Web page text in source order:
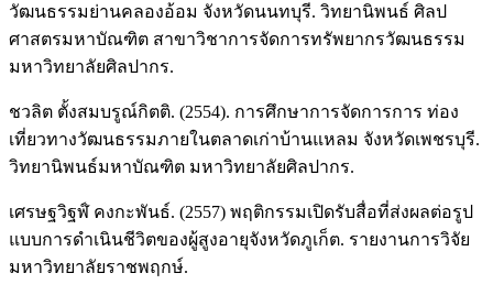
วัฒนธรรมย่านคลองอ้อม จังหวัดนนทบุรี. วิทยานิพนธ์ ศิลป
ศาสตรมหาบัณฑิต สาขาวิชาการจัดการทรัพยากรวัฒนธรรม
มหาวิทยาลัยศิลปากร.
ชวลิต ตั้งสมบรูณ์กิตติ. (2554). การศึกษาการจัดการการ ท่อง
เที่ยวทางวัฒนธรรมภายในตลาดเก่าบ้านแหลม จังหวัดเพชรบุรี.
วิทยานิพนธ์มหาบัณฑิต มหาวิทยาลัยศิลปากร.
เศรษฐวิฐฬ์ คงกะพันธ์. (2557) พฤติกรรมเปิดรับสื่อที่ส่งผลต่อรูป
แบบการดำเนินชีวิตของผู้สูงอายุจังหวัดภูเก็ต. รายงานการวิจัย
มหาวิทยาลัยราชพฤกษ์.